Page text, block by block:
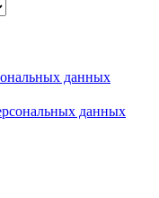
данных
данных